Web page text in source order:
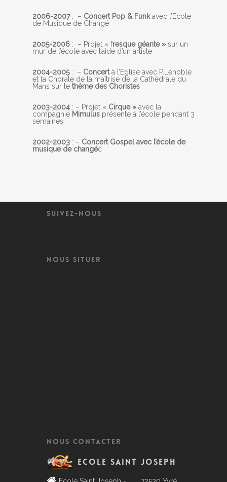
2006-2007: – Concert Pop & Funkavec l’Ecole
de Musique de Changé
2005-2006 : – Projet « fresque géante » sur un
mur de l’école avec l’aide d’un artiste
2004-2005: – Concertà l’Eglise avec P.Lenoble
et la Chorale de la maîtrise de la Cathédrale du
Mans sur le thème des Choristes
2003-2004 : – Projet « Cirque » avec la
compagnie Mimulus présente à l’école pendant 3
semaines
2002-2003 : – Concert Gospel avec l’école de
musique de changéc
SUIVEZ-NOUS
NOUS SITUER
NOUS CONTACTER
Ecole Saint Joseph